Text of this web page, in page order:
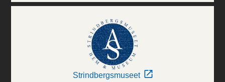
Strindbergsmuseet